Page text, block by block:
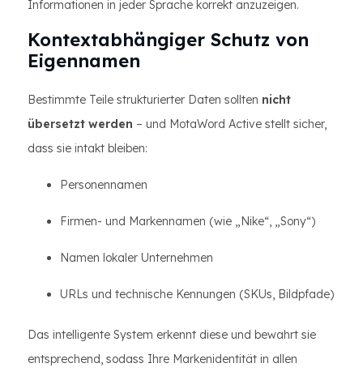
Informationen in jeder Sprache korrekt anzuzeigen.
Kontextabhängiger Schutz von
Eigennamen
Bestimmte Teile strukturierter Daten sollten nicht
übersetzt werden – und MotaWord Active stellt sicher,
dass sie intakt bleiben:
Personennamen
Firmen- und Markennamen (wie „Nike“, „Sony“)
Namen lokaler Unternehmen
URLs und technische Kennungen (SKUs, Bildpfade)
Das intelligente System erkennt diese und bewahrt sie
entsprechend, sodass Ihre Markenidentität in allen